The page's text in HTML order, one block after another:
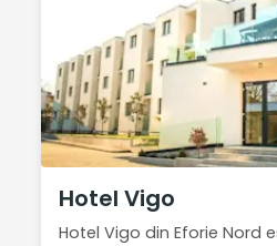
Hotel Vigo
Hotel Vigo din Eforie Nord